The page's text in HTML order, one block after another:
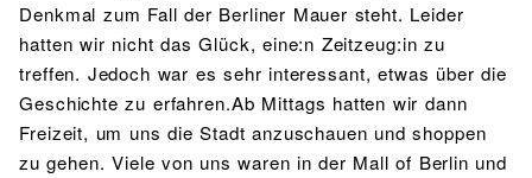
Denkmal zum Fall der Berliner Mauer steht. Leider
hatten wir nicht das Glück, eine:n Zeitzeug:in zu
treffen. Jedoch war es sehr interessant, etwas über die
Geschichte zu erfahren.Ab Mittags hatten wir dann
Freizeit, um uns die Stadt anzuschauen und shoppen
zu gehen. Viele von uns waren in der Mall of Berlin und